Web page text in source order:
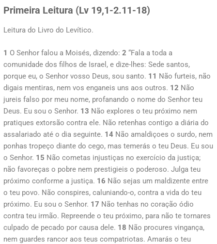
Primeira Leitura (Lv 19,1-2.11-18)
Leitura do Livro do Levítico.
1 O Senhor falou a Moisés, dizendo: 2 “Fala a toda a
comunidade dos filhos de Israel, e dize-lhes: Sede santos,
porque eu, o Senhor vosso Deus, sou santo. 11 Não furteis, não
digais mentiras, nem vos enganeis uns aos outros. 12 Não
jureis falso por meu nome, profanando o nome do Senhor teu
Deus. Eu sou o Senhor. 13 Não explores o teu próximo nem
pratiques extorsão contra ele. Não retenhas contigo a diária do
assalariado até o dia seguinte. 14 Não amaldiçoes o surdo, nem
ponhas tropeço diante do cego, mas temerás o teu Deus. Eu sou
o Senhor. 15 Não cometas injustiças no exercício da justiça;
não favoreças o pobre nem prestigieis o poderoso. Julga teu
próximo conforme a justiça. 16 Não sejas um maldizente entre
o teu povo. Não conspires, caluniando-o, contra a vida do teu
próximo. Eu sou o Senhor. 17 Não tenhas no coração ódio
contra teu irmão. Repreende o teu próximo, para não te tornares
culpado de pecado por causa dele. 18 Não procures vingança,
nem guardes rancor aos teus compatriotas. Amarás o teu